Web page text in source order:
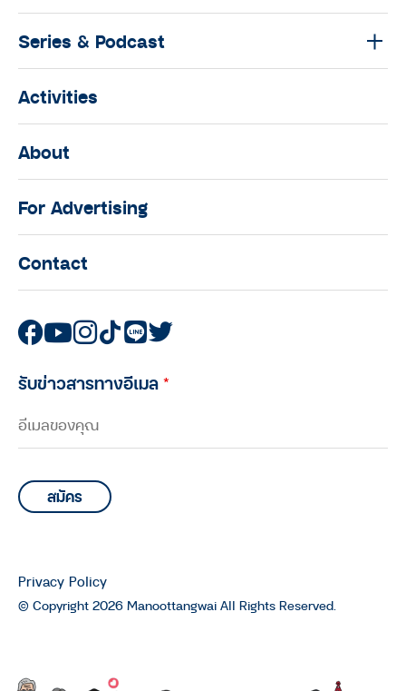
วางแผนการเงินอย่างไรเมื่อตัวเองก็
ต้องใช้ พ่อแม่ก็ต้องให้
บุพการีที่เคารพ
เฉียบพลันเพราะพ่อแม่ล้มป่วย
บุพการีที่เคารพ
ตนเองเป็นต้นเหตุให้พ่อแม่ติดโควิด กับ
บุพการีที่เคารพ
บุพการีที่เคารพ Season 2 EP.5 :
เลือกไหนที่เหมาะสม
บุพการีที่เคารพ
Series & Podcast
Activities
About
For Advertising
Contact
รับข่าวสารทางอีเมล*
© Copyright 2026 Manoottangwai All Rights Reserved.
Privacy Policy